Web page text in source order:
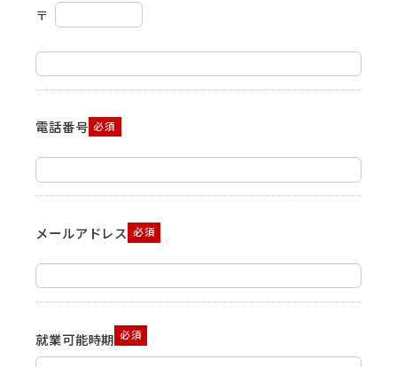
〒
電話番号 必須
メールアドレス 必須
就業可能時期 必須